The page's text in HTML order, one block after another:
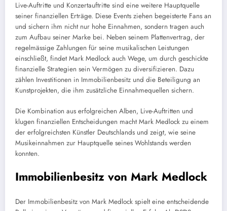
Live-Auftritte und Konzertauftritte sind eine weitere Hauptquelle
seiner finanziellen Erträge. Diese Events ziehen begeisterte Fans an
und sichern ihm nicht nur hohe Einnahmen, sondern tragen auch
zum Aufbau seiner Marke bei. Neben seinem Plattenvertrag, der
regelmässige Zahlungen für seine musikalischen Leistungen
einschließt, findet Mark Medlock auch Wege, um durch geschickte
finanzielle Strategien sein Vermögen zu diversifizieren. Dazu
zählen Investitionen in Immobilienbesitz und die Beteiligung an
Kunstprojekten, die ihm zusätzliche Einnahmequellen sichern.
Die Kombination aus erfolgreichen Alben, Live-Auftritten und
klugen finanziellen Entscheidungen macht Mark Medlock zu einem
der erfolgreichsten Künstler Deutschlands und zeigt, wie seine
Musikeinnahmen zur Hauptquelle seines Wohlstands werden
konnten.
Immobilienbesitz von Mark Medlock
Der Immobilienbesitz von Mark Medlock spielt eine entscheidende